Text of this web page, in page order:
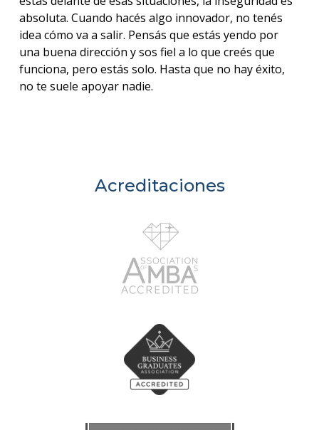
absoluta. Cuando hacés algo innovador, no tenés
idea cómo va a salir. Pensás que estás yendo por
una buena dirección y sos fiel a lo que creés que
funciona, pero estás solo. Hasta que no hay éxito,
no te suele apoyar nadie.
Acreditaciones